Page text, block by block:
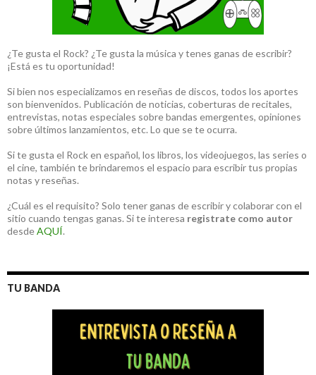
¿Te gusta el Rock? ¿Te gusta la música y tenes ganas de escribir?
¡Está es tu oportunidad!
Si bien nos especializamos en reseñas de discos, todos los aportes
son bienvenidos. Publicación de noticias, coberturas de recitales,
entrevistas, notas especiales sobre bandas emergentes, opiniones
sobre últimos lanzamientos, etc. Lo que se te ocurra.
Si te gusta el Rock en español, los libros, los videojuegos, las series o
el cine, también te brindaremos el espacio para escribir tus propias
notas y reseñas.
¿Cuál es el requisito? Solo tener ganas de escribir y colaborar con el
sitio cuando tengas ganas. Si te interesa registrate como autor
desdeAQUÍ.
TU BANDA